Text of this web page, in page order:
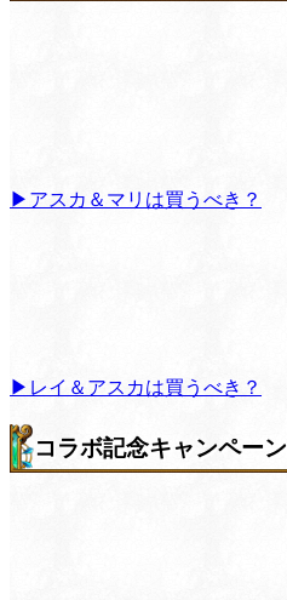
▶アスカ＆マリは買うべき？
▶レイ＆アスカは買うべき？
コラボ記念キャンペーン